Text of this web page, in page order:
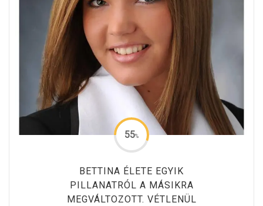
BETTINA ÉLETE EGYIK
PILLANATRÓL A MÁSIKRA
MEGVÁLTOZOTT. VÉTLENÜL
55%